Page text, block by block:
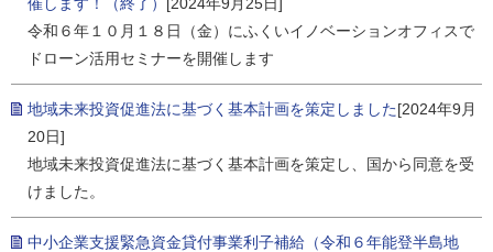
令和６年１０月１８日（金）にふくいイノベーションオフィスで
ドローン活用セミナーを開催します
地域未来投資促進法に基づく基本計画を策定しました[2024年9月
20日]
地域未来投資促進法に基づく基本計画を策定し、国から同意を受
けました。
中小企業支援緊急資金貸付事業利子補給（令和６年能登半島地